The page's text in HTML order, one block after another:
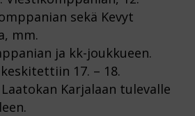
sekä Kevyt
mm.
ja kk-joukkueen.
17. – 18.
Karjalaan tulevalle